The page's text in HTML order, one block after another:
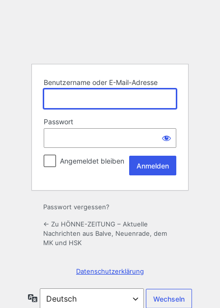
Benutzername oder E-Mail-Adresse
Passwort
Angemeldet bleiben
Passwort vergessen?
← Zu HÖNNE-ZEITUNG – Aktuelle
Nachrichten aus Balve, Neuenrade, dem
MK und HSK
Datenschutzerklärung
Sprache